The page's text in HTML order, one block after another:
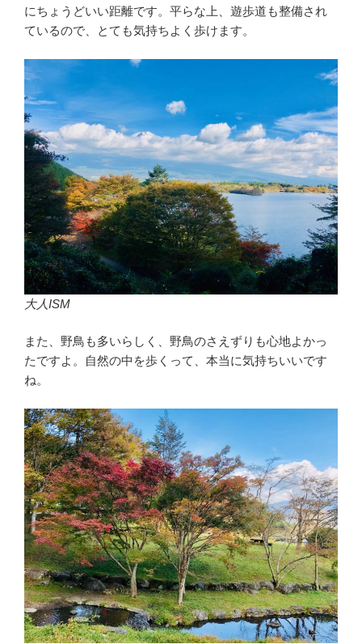
にちょうどいい距離です。平らな上、遊歩道も整備され
ているので、とても気持ちよく歩けます。
大人ISM
また、野鳥も多いらしく、野鳥のさえずりも心地よかっ
たですよ。自然の中を歩くって、本当に気持ちいいです
ね。